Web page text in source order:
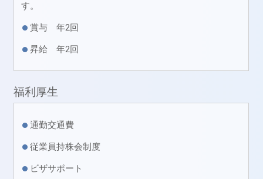
す。
賞与 年2回
昇給 年2回
福利厚生
通勤交通費
従業員持株会制度
ビザサポート